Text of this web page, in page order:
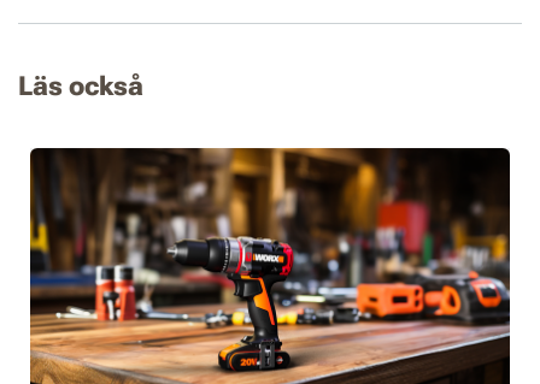
Läs också